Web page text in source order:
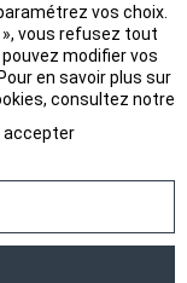
vos choix.
vous refusez tout
modifier vos
en savoir plus sur
consultez notre
accepter